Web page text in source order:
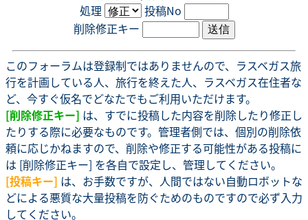
処理
投稿No
削除修正キー
このフォーラムは登録制ではありませんので、ラスベガス旅
行を計画している人、旅行を終えた人、ラスベガス在住者な
ど、今すぐ仮名でどなたでもご利用いただけます。
[削除修正キー] は、すでに投稿した内容を削除したり修正し
たりする際に必要なものです。管理者側では、個別の削除依
頼に応じかねますので、削除や修正する可能性がある投稿に
は [削除修正キー] を各自で設定し、管理してください。
[投稿キー] は、お手数ですが、人間ではない自動ロボットな
どによる悪質な大量投稿を防ぐためのものですので必ず入力
してください。